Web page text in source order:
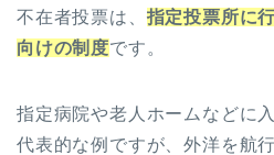
不在者投票は、 指定投票所に
向けの制度です。
指定病院や老人ホームなどに
代表的な例ですが、外洋を航